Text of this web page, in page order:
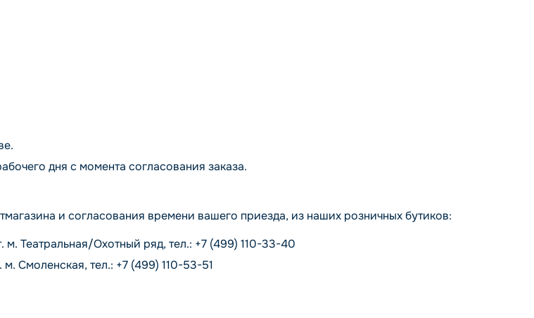
дня с момента согласования заказа.
и согласования времени вашего приезда, из наших розничных бутиков:
Театральная/Охотный ряд, тел.: +7 (499) 110-33-40
Смоленская, тел.: +7 (499) 110-53-51